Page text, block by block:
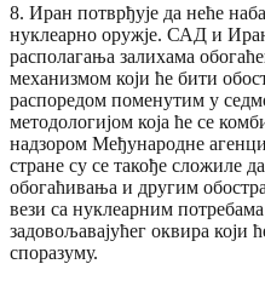
8. Иран потврђује да неће
нуклеарно оружје. САД и
располагања залихама
механизмом који ће бити
распоредом поменутим у
методологијом која ће се
надзором Међународне
стране су се такође сложиле
обогаћивања и другим
вези са нуклеарним
задовољавајућег оквира који
споразуму.